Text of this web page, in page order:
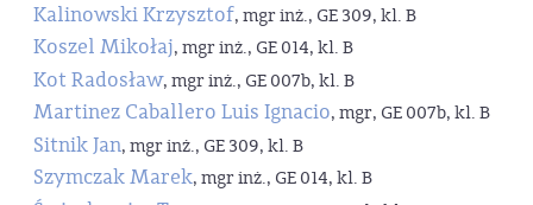
Kalinowski Krzysztof, mgr inż., GE 309, kl. B
Koszel Mikołaj, mgr inż., GE 014, kl. B
Kot Radosław, mgr inż., GE 007b, kl. B
Martinez Caballero Luis Ignacio, mgr, GE 007b, kl. B
Sitnik Jan, mgr inż., GE 309, kl. B
Szymczak Marek, mgr inż., GE 014, kl. B